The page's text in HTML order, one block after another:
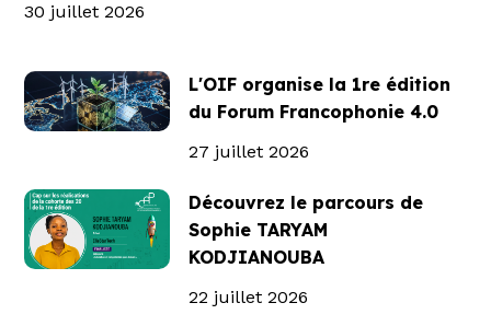
30 juillet 2026
L'OIF organise la 1re édition
du Forum Francophonie 4.0
27 juillet 2026
Découvrez le parcours de
Sophie TARYAM
KODJIANOUBA
22 juillet 2026